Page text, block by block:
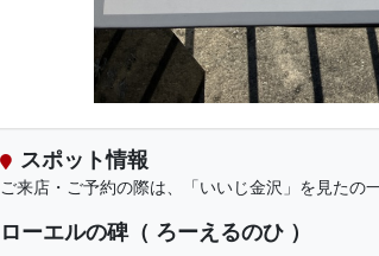
スポット情報
ご来店・ご予約の際は、「いいじ金沢」を見たの
ローエルの碑（ ろーえるのひ ）